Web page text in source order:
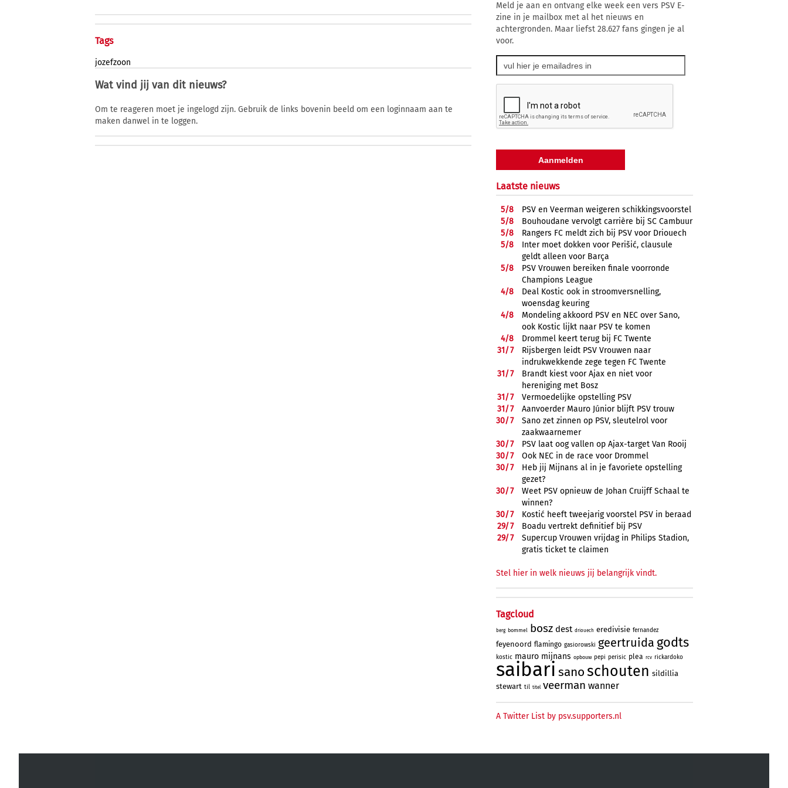
Tags
jozefzoon
Wat vind jij van dit nieuws?
Om te reageren moet je ingelogd zijn. Gebruik de links bovenin beeld om een loginnaam aan te
maken danwel in te loggen.
Meld je aan en ontvang elke week een vers PSV E-
zine in je mailbox met al het nieuws en
achtergronden. Maar liefst 28.627 fans gingen je al
voor.
Laatste nieuws
5/8
PSV en Veerman weigeren schikkingsvoorstel
5/8
Bouhoudane vervolgt carrière bij SC Cambuur
5/8
Rangers FC meldt zich bij PSV voor Driouech
5/8
Inter moet dokken voor Perišić, clausule
geldt alleen voor Barça
5/8
PSV Vrouwen bereiken finale voorronde
Champions League
4/8
Deal Kostic ook in stroomversnelling,
woensdag keuring
4/8
Mondeling akkoord PSV en NEC over Sano,
ook Kostic lijkt naar PSV te komen
4/8
Drommel keert terug bij FC Twente
31/7
Rijsbergen leidt PSV Vrouwen naar
indrukwekkende zege tegen FC Twente
31/7
Brandt kiest voor Ajax en niet voor
hereniging met Bosz
31/7
Vermoedelijke opstelling PSV
31/7
Aanvoerder Mauro Júnior blijft PSV trouw
30/7
Sano zet zinnen op PSV, sleutelrol voor
zaakwaarnemer
30/7
PSV laat oog vallen op Ajax-target Van Rooij
30/7
Ook NEC in de race voor Drommel
30/7
Heb jij Mijnans al in je favoriete opstelling
gezet?
30/7
Weet PSV opnieuw de Johan Cruijff Schaal te
winnen?
30/7
Kostić heeft tweejarig voorstel PSV in beraad
29/7
Boadu vertrekt definitief bij PSV
29/7
Supercup Vrouwen vrijdag in Philips Stadion,
gratis ticket te claimen
Stel hier in welk nieuws jij belangrijk vindt.
Tagcloud
berg bommel bosz dest driouech eredivisie fernandez
feyenoord flamingo gasiorowski geertruida godts
kostic mauro mijnans opbouw pepi perisic plea rcv rickardoko
saibari sanoschouten sildillia
stewart til titel veerman wanner
A Twitter List by psv.supporters.nl